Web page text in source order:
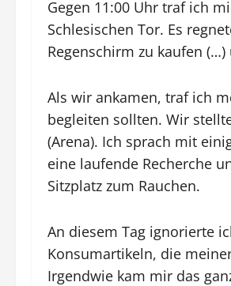
Gegen 11:00 Uhr traf ich
Schlesischen Tor. Es
Regenschirm zu kaufen
Als wir ankamen, traf ich
begleiten sollten. Wir
(Arena). Ich sprach mit
eine laufende Recherche
Sitzplatz zum Rauchen.
An diesem Tag ignorierte
Konsumartikeln, die
Irgendwie kam mir das